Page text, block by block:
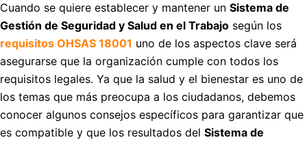
Cuando se quiere establecer y mantener un Sistema de
Gestión de Seguridad y Salud en el Trabajo según los
requisitos OHSAS 18001 uno de los aspectos clave será
asegurarse que la organización cumple con todos los
requisitos legales. Ya que la salud y el bienestar es uno de
los temas que más preocupa a los ciudadanos, debemos
conocer algunos consejos específicos para garantizar que
es compatible y que los resultados del Sistema de